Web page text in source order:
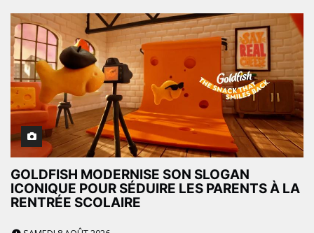
GOLDFISH MODERNISE SON SLOGAN
ICONIQUE POUR SÉDUIRE LES PARENTS À LA
RENTRÉE SCOLAIRE